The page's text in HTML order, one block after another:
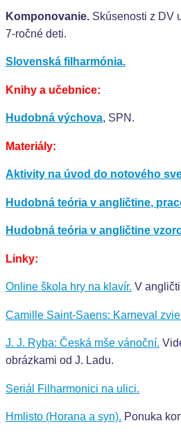
Komponovanie. Skúsenosti z DV
7-ročné deti.
Slovenská filharmónia.
Knihy a učebnice:
Hudobná výchova, SPN.
Materiály:
Aktivity na úvod do notového
Hudobná teória v angličtine,
Hudobná teória v angličtine
Linky:
Online škola hry na klavír. V
Camille Saint-Saens: Karneval
J. J. Ryba: Česká mše vánoční.
obrázkami od J. Ladu.
Seriál Filharmonici na ulici.
Hmlisto (Horana a syn). Ponuka